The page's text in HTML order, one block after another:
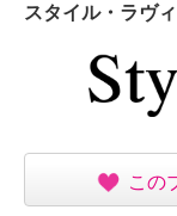
スタイル・ラヴ
この